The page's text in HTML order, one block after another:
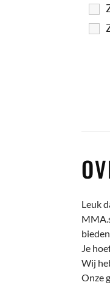
Leuk
bieden.
Je
Wij
Onze